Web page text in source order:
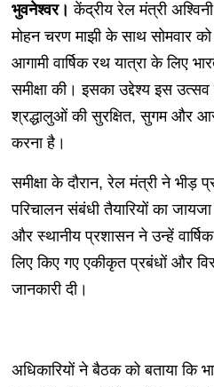
भुवनेश्वर।केंद्रीय रेल मंत्री
मोहन चरण माझी के साथ सोमवार
आगामी वार्षिक रथ यात्रा के लिए
समीक्षा की। इसका उद्देश्य इस
श्रद्धालुओं की सुरक्षित, सुगम और
करना है।
समीक्षा के दौरान, रेल मंत्री ने भीड़
परिचालन संबंधी तैयारियों का
और स्थानीय प्रशासन ने उन्हें
लिए किए गए एकीकृत प्रबंधों और
जानकारी दी।
अधिकारियों ने बैठक को बताया कि